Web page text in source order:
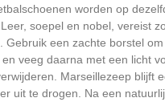
worden op
soepel en nobel, vereist
Gebruik een zachte borstel
veeg daarna met een licht
Marseillezeep blijft
uit te drogen. Na een